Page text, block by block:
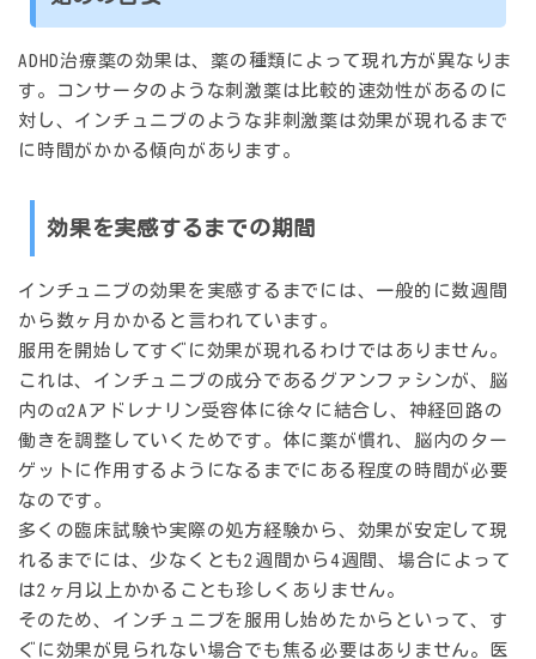
ADHD治療薬の効果は、薬の種類によって現れ方が異なりま
す。コンサータのような刺激薬は比較的速効性があるのに
対し、インチュニブのような非刺激薬は効果が現れるまで
に時間がかかる傾向があります。
効果を実感するまでの期間
インチュニブの効果を実感するまでには、一般的に 数週間
から数ヶ月 かかると言われています。
服用を開始してすぐに効果が現れるわけではありません。
これは、インチュニブの成分であるグアンファシンが、脳
内のα2Aアドレナリン受容体に徐々に結合し、神経回路の
働きを調整していくためです。体に薬が慣れ、脳内のター
ゲットに作用するようになるまでにある程度の時間が必要
なのです。
多くの臨床試験や実際の処方経験から、効果が安定して現
れるまでには、少なくとも2週間から4週間、場合によって
は2ヶ月以上 かかることも珍しくありません。
そのため、インチュニブを服用し始めたからといって、す
ぐに効果が見られない場合でも焦る必要はありません。医